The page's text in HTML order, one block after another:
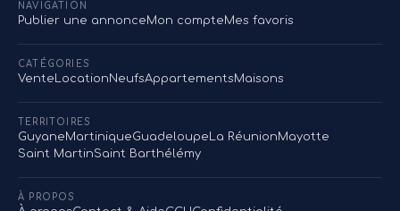
NAVIGATION
Publier une annonceMon compteMes favoris
CATÉGORIES
Vente LocationNeufsAppartementsMaisons
TERRITOIRES
GuyaneMartiniqueGuadeloupe La RéunionMayotte
Saint MartinSaint Barthélémy
À PROPOS